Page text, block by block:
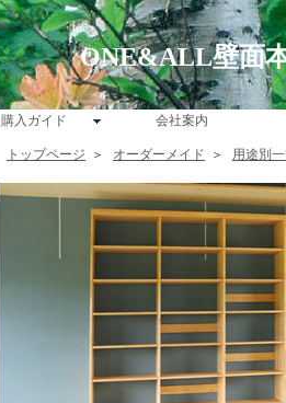
ONE&ALL壁面
購入ガイド
会社案内
トップページ ＞ オーダーメイド ＞ 用途別